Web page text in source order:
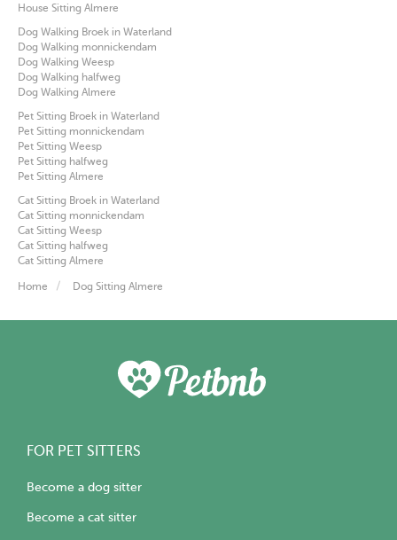
House Sitting Almere
Dog Walking Broek in Waterland
Dog Walking monnickendam
Dog Walking Weesp
Dog Walking halfweg
Dog Walking Almere
Pet Sitting Broek in Waterland
Pet Sitting monnickendam
Pet Sitting Weesp
Pet Sitting halfweg
Pet Sitting Almere
Cat Sitting Broek in Waterland
Cat Sitting monnickendam
Cat Sitting Weesp
Cat Sitting halfweg
Cat Sitting Almere
Home Dog Sitting Almere
FOR PET SITTERS
Become a dog sitter
Become a cat sitter